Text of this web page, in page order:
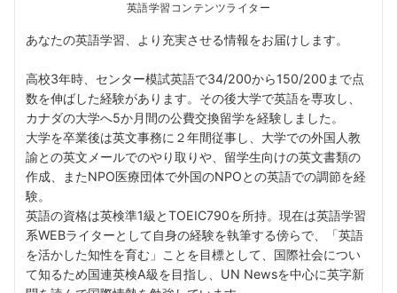
英語学習コンテンツライター
あなたの英語学習、より充実させる情報をお届けします。
高校3年時、センター模試英語で34/200から150/200まで点
数を伸ばした経験があります。その後大学で英語を専攻し、
カナダの大学へ5か月間の公費交換留学を経験しました。
大学を卒業後は英文事務に２年間従事し、大学での外国人教
諭との英文メールでのやり取りや、留学生向けの英文書類の
作成、またNPO医療団体で外国のNPOとの英語での調節を経
験。
英語の資格は英検準1級とTOEIC790を所持。現在は英語学習
系WEBライターとして自身の経験を執筆する傍らで、「英語
を活かした知性を育む」ことを目標として、国際社会につい
て知るため国連英検A級を目指し、UN Newsを中心に英字新